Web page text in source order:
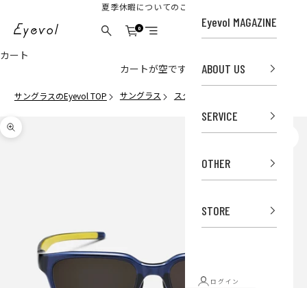
夏季休暇についてのご案内
Eyevol Online Store検索 カート
0
メニュー
Eyevol MAGAZINE
ABOUT US
SERVICE
OTHER
STORE
ログイン
カート
カートが空です
サングラスのEyevol TOP サングラス スクエア
ズームイン